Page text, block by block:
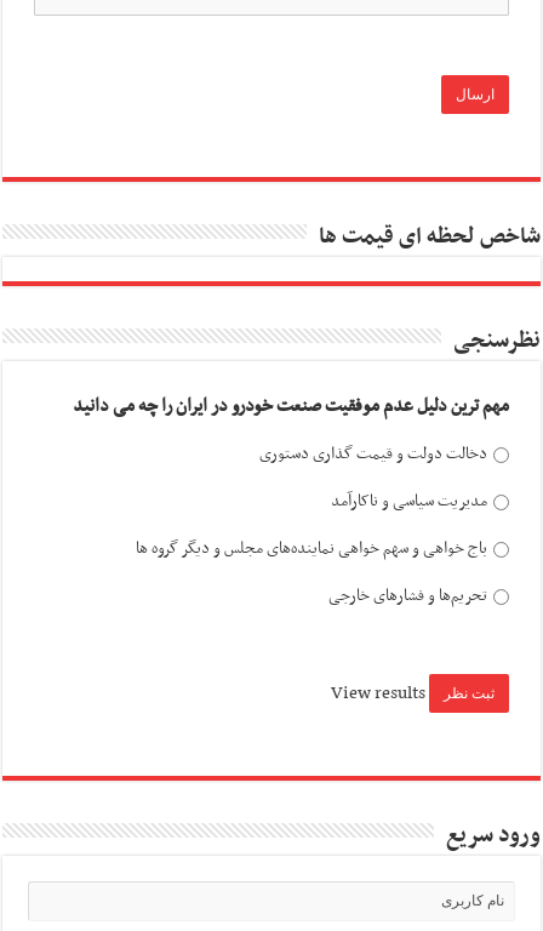
شاخص لحظه ای قیمت ها
نظرسنجی
مهم ترین دلیل عدم موفقیت صنعت خودرو در ایران را چه می دانید
دخالت دولت و قیمت گذاری دستوری
مدیریت سیاسی و ناکارآمد
باج خواهی و سهم خواهی نماینده‌های مجلس و دیگر گروه ها
تحریم‌ها و فشارهای خارجی
View results
ورود سریع